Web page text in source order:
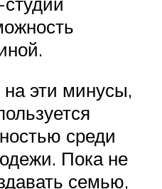
эти минусы,
среди
Пока не
семью,